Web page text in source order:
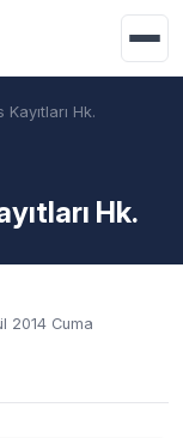
Puanlar
Hk.
Hk.
2014 Cuma